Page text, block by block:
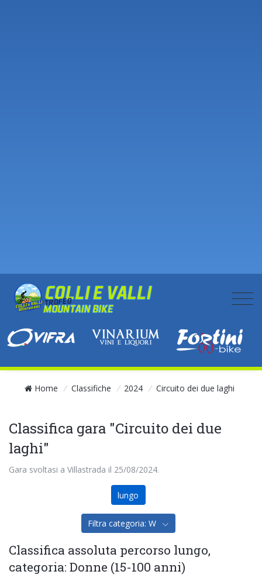
Home / Classifiche / 2024 / Circuito dei due laghi
Classifica gara "Circuito dei due
laghi"
Gara svoltasi a Villastrada il 25/08/2024.
lungo
Filtra categoria: W
Classifica assoluta percorso lungo,
categoria: Donne (15-100 anni)